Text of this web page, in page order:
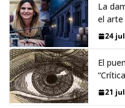
La
el arte
24
El
21